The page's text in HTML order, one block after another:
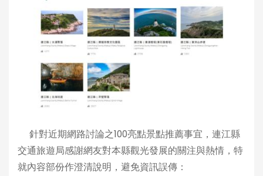
針對近期網路討論之100亮點景點推薦事宜，連江縣
交通旅遊局感謝網友對本縣觀光發展的關注與熱情，特
就內容部份作澄清說明，避免資訊誤傳：